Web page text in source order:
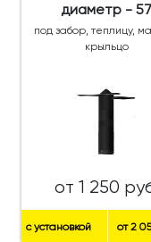
диаметр - 57
под забор, теплицу,
крыльцо
от 1 250
с установкой от 2